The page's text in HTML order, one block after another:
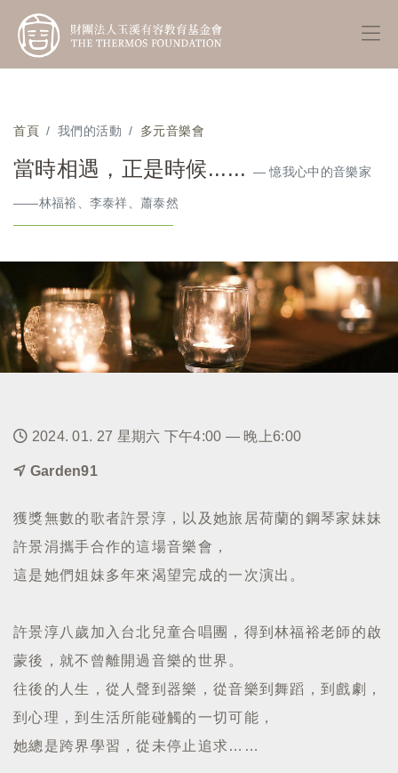
首頁 我們的活動 多元音樂會
當時相遇，正是時候...... — 憶我心中的音樂家
——林福裕、李泰祥、蕭泰然
2024. 01. 27 星期六 下午4:00 — 晚上6:00
Garden91
獲獎無數的歌者許景淳，以及她旅居荷蘭的鋼琴家妹妹
許景涓攜手合作的這場音樂會，
這是她們姐妹多年來渴望完成的一次演出。
許景淳八歲加入台北兒童合唱團，得到林福裕老師的啟
蒙後，就不曾離開過音樂的世界。
往後的人生，從人聲到器樂，從音樂到舞蹈，到戲劇，
到心理，到生活所能碰觸的一切可能，
她總是跨界學習，從未停止追求……